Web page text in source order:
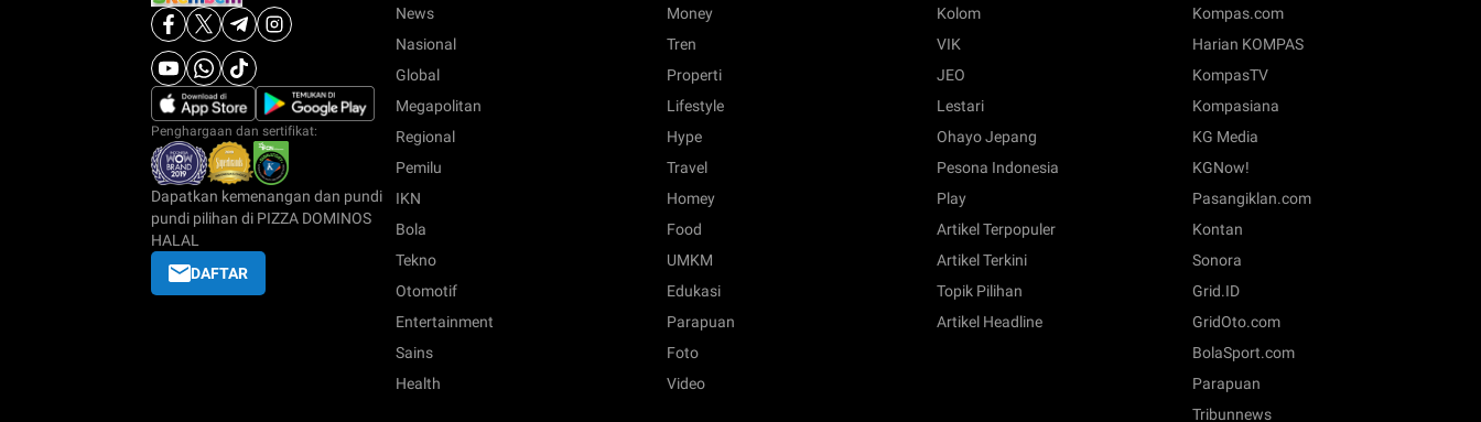
Penghargaan dan sertifikat:
Dapatkan kemenangan dan pundi
pundi pilihan di PIZZA DOMINOS
HALAL
DAFTAR
News
Nasional
Global
Megapolitan
Regional
Pemilu
IKN
Bola
Tekno
Otomotif
Entertainment
Sains
Health
Money
Tren
Properti
Lifestyle
Hype
Travel
Homey
Food
UMKM
Edukasi
Parapuan
Foto
Video
Kolom
VIK
JEO
Lestari
Ohayo Jepang
Pesona Indonesia
Play
Artikel Terpopuler
Artikel Terkini
Topik Pilihan
Artikel Headline
Kompas.com
Harian KOMPAS
KompasTV
Kompasiana
KG Media
KGNow!
Pasangiklan.com
Kontan
Sonora
Grid.ID
GridOto.com
BolaSport.com
Parapuan
Tribunnews